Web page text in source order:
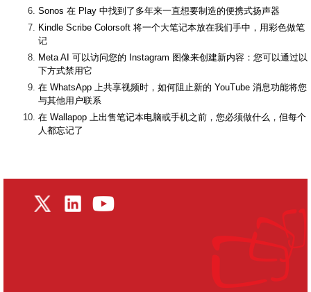
Sonos 在 Play 中找到了多年来一直想要制造的便携式扬声器
Kindle Scribe Colorsoft 将一个大笔记本放在我们手中，用彩色做笔
记
Meta AI 可以访问您的 Instagram 图像来创建新内容：您可以通过以
下方式禁用它
在 WhatsApp 上共享视频时，如何阻止新的 YouTube 消息功能将您
与其他用户联系
在 Wallapop 上出售笔记本电脑或手机之前，您必须做什么，但每个
人都忘记了